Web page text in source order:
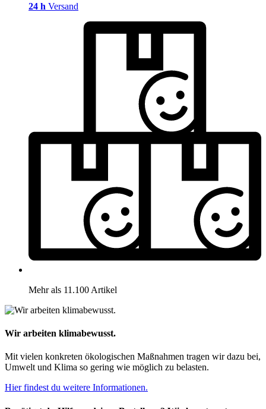
24 h Versand
Mehr als 11.100 Artikel
Wir arbeiten klimabewusst.
Mit vielen konkreten ökologischen Maßnahmen tragen wir dazu bei,
Umwelt und Klima so gering wie möglich zu belasten.
Hier findest du weitere Informationen.